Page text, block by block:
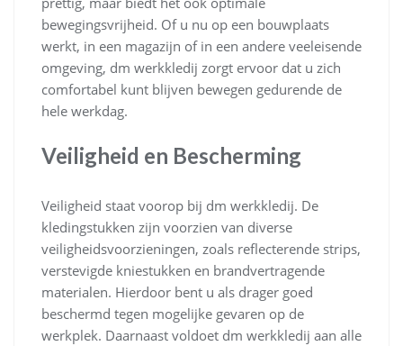
bewegingsvrijheid. Of u nu op een bouwplaats
werkt, in een magazijn of in een andere veeleisende
omgeving, dm werkkledij zorgt ervoor dat u zich
comfortabel kunt blijven bewegen gedurende de
hele werkdag.
Veiligheid en Bescherming
Veiligheid staat voorop bij dm werkkledij. De
kledingstukken zijn voorzien van diverse
veiligheidsvoorzieningen, zoals reflecterende strips,
verstevigde kniestukken en brandvertragende
materialen. Hierdoor bent u als drager goed
beschermd tegen mogelijke gevaren op de
werkplek. Daarnaast voldoet dm werkkledij aan alle